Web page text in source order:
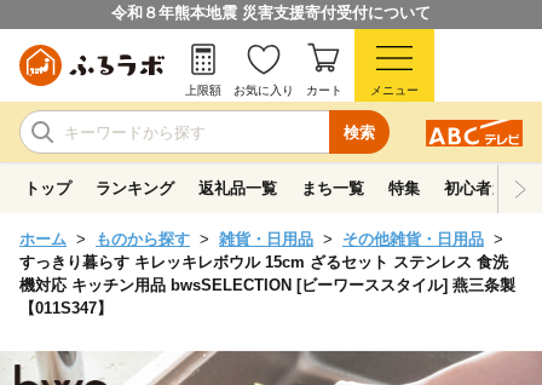
令和８年熊本地震 災害支援寄付受付について
検索
上限額 お気に入り カート メニュー
トップ ランキング 返礼品一覧 まち一覧 特集 初心者ガイド
ホーム ものから探す 雑貨・日用品
その他雑貨・日用品
すっきり暮らす キレッキレボウル 15cm ざるセット ステンレス 食洗
機対応 キッチン用品 bwsSELECTION [ビーワーススタイル] 燕三条製
【011S347】